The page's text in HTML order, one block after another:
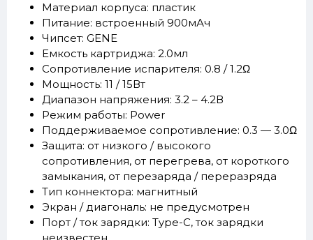
Материал корпуса: пластик
Питание: встроенный 900мАч
Чипсет: GENE
Емкость картриджа: 2.0мл
Сопротивление испарителя: 0.8 / 1.2Ω
Мощность: 11 / 15Вт
Диапазон напряжения: 3.2 – 4.2В
Режим работы: Power
Поддерживаемое сопротивление: 0.3 — 3.0Ω
Защита: от низкого / высокого
сопротивления, от перегрева, от короткого
замыкания, от перезаряда / переразряда
Тип коннектора: магнитный
Экран / диагональ: не предусмотрен
Порт / ток зарядки: Type-C, ток зарядки